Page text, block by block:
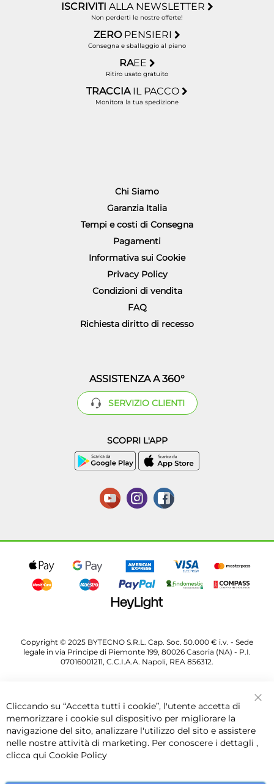
ISCRIVITI ALLA NEWSLETTER
Non perderti le nostre offerte!
ZERO PENSIERI
Consegna e sballaggio al piano
RAEE
Ritiro usato gratuito
TRACCIA IL PACCO
Monitora la tua spedizione
Chi Siamo
Garanzia Italia
Tempi e costi di Consegna
Pagamenti
Informativa sui Cookie
Privacy Policy
Condizioni di vendita
FAQ
Richiesta diritto di recesso
ASSISTENZA A 360°
SERVIZIO CLIENTI
SCOPRI L'APP
Copyright © 2025 BYTECNO S.R.L. Cap. Soc. 50.000 € i.v. - Sede
legale in via Principe di Piemonte 199, 80026 Casoria (NA) - P.I.
07016001211, C.C.I.A.A. Napoli, REA 856312.
Cliccando su “Accetta tutti i cookie”, l'utente accetta di
memorizzare i cookie sul dispositivo per migliorare la
navigazione del sito, analizzare l'utilizzo del sito e assistere
nelle nostre attività di marketing. Per conoscere i dettagli ,
clicca qui Cookie Policy